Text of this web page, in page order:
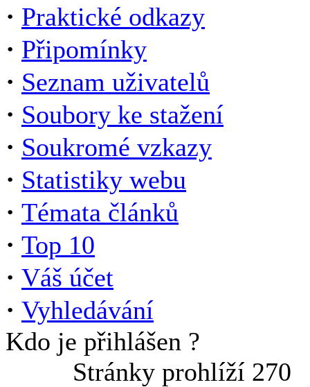
· Praktické odkazy
· Připomínky
· Seznam uživatelů
· Soubory ke stažení
· Soukromé vzkazy
· Statistiky webu
· Témata článků
· Top 10
· Váš účet
· Vyhledávání
Kdo je přihlášen ?
Stránky prohlíží 270